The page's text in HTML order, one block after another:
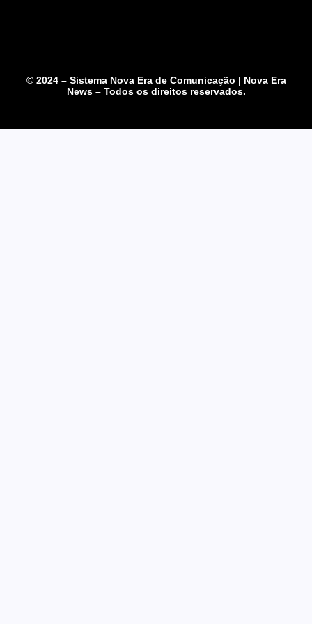
© 2024 – Sistema Nova Era de Comunicação | Nova Era
News – Todos os direitos reservados.